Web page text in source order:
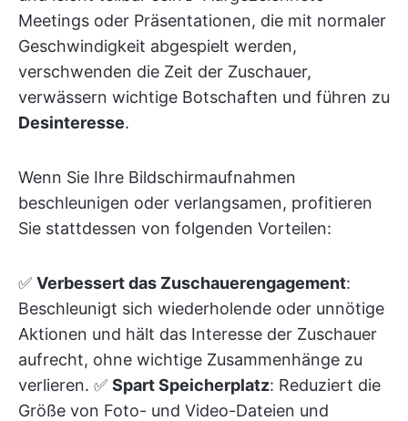
Meetings oder Präsentationen, die mit normaler
Geschwindigkeit abgespielt werden,
verschwenden die Zeit der Zuschauer,
verwässern wichtige Botschaften und führen zu
Desinteresse.
Wenn Sie Ihre Bildschirmaufnahmen
beschleunigen oder verlangsamen, profitieren
Sie stattdessen von folgenden Vorteilen:
✅ Verbessert das Zuschauerengagement:
Beschleunigt sich wiederholende oder unnötige
Aktionen und hält das Interesse der Zuschauer
aufrecht, ohne wichtige Zusammenhänge zu
verlieren. ✅ Spart Speicherplatz: Reduziert die
Größe von Foto- und Video-Dateien und